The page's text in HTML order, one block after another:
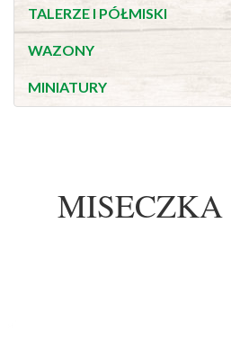
TALERZE I PÓŁMISKI
WAZONY
MINIATURY
MISECZKA